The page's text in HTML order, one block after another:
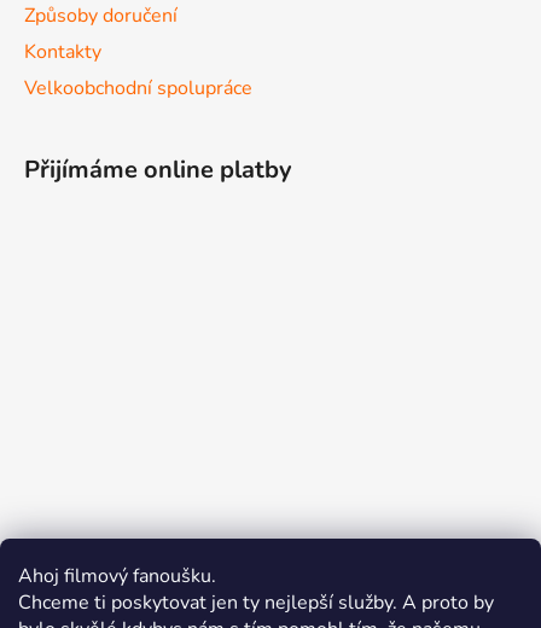
Ahoj filmový fanoušku.
Chceme ti poskytovat jen ty nejlepší služby. A proto by
Způsoby doručení
Kontakty
Velkoobchodní spolupráce
Přijímáme online platby